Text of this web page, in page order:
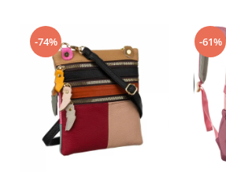
-74% -61%